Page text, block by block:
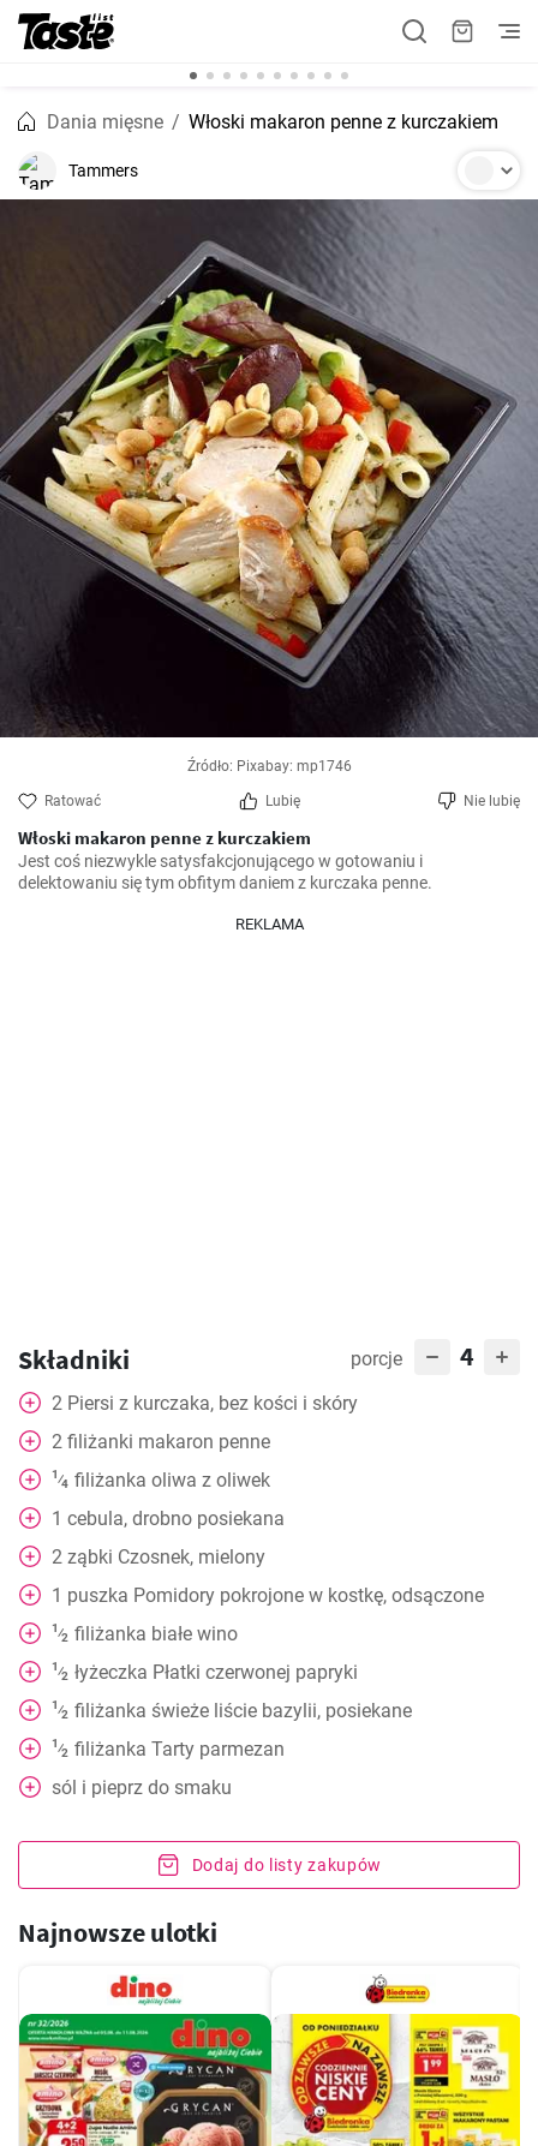
Dania mięsne Włoski makaron penne z kurczakiem
Tammers
Źródło: Pixabay: mp1746
Ratować Lubię Nie lubię
Włoski makaron penne z kurczakiem
Jest coś niezwykle satysfakcjonującego w gotowaniu i
delektowaniu się tym obfitym daniem z kurczaka penne.
REKLAMA
Składniki porcje 4
2 Piersi z kurczaka, bez kości i skóry
2 filiżanki makaron penne
1⁄4 filiżanka oliwa z oliwek
1 cebula, drobno posiekana
2 ząbki Czosnek, mielony
1 puszka Pomidory pokrojone w kostkę, odsączone
1⁄2 filiżanka białe wino
1⁄2 łyżeczka Płatki czerwonej papryki
1⁄2 filiżanka świeże liście bazylii, posiekane
1⁄2 filiżanka Tarty parmezan
sól i pieprz do smaku
Dodaj do listy zakupów
Najnowsze ulotki